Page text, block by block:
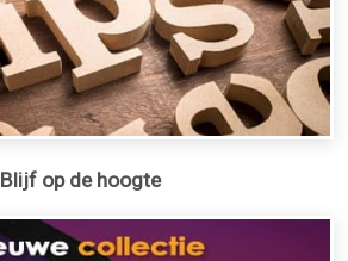
Blijf op de hoogte